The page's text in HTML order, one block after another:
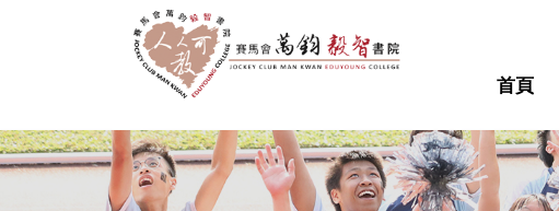
首頁